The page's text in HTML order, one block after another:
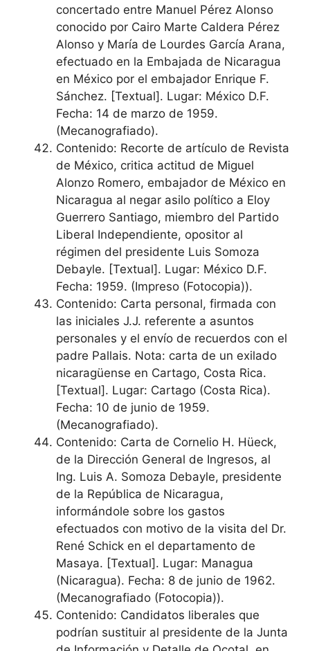
concertado entre Manuel Pérez Alonso
conocido por Cairo Marte Caldera Pérez
Alonso y María de Lourdes García Arana,
efectuado en la Embajada de Nicaragua
en México por el embajador Enrique F.
Sánchez. [Textual]. Lugar: México D.F.
Fecha: 14 de marzo de 1959.
(Mecanografiado).
Contenido: Recorte de artículo de Revista
de México, critica actitud de Miguel
Alonzo Romero, embajador de México en
Nicaragua al negar asilo político a Eloy
Guerrero Santiago, miembro del Partido
Liberal Independiente, opositor al
régimen del presidente Luis Somoza
Debayle. [Textual]. Lugar: México D.F.
Fecha: 1959. (Impreso (Fotocopia)).
Contenido: Carta personal, firmada con
las iniciales J.J. referente a asuntos
personales y el envío de recuerdos con el
padre Pallais. Nota: carta de un exilado
nicaragüense en Cartago, Costa Rica.
[Textual]. Lugar: Cartago (Costa Rica).
Fecha: 10 de junio de 1959.
(Mecanografiado).
Contenido: Carta de Cornelio H. Hüeck,
de la Dirección General de Ingresos, al
Ing. Luis A. Somoza Debayle, presidente
de la República de Nicaragua,
informándole sobre los gastos
efectuados con motivo de la visita del Dr.
René Schick en el departamento de
Masaya. [Textual]. Lugar: Managua
(Nicaragua). Fecha: 8 de junio de 1962.
(Mecanografiado (Fotocopia)).
Contenido: Candidatos liberales que
podrían sustituir al presidente de la Junta